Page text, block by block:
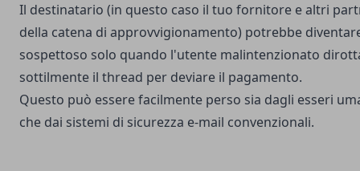
Il destinatario (in questo caso il tuo fornitore e altri
della catena di approvvigionamento) potrebbe
sospettoso solo quando l'utente malintenzionato
sottilmente il thread per deviare il pagamento.
Questo può essere facilmente perso sia dagli esseri
che dai sistemi di sicurezza e-mail convenzionali.